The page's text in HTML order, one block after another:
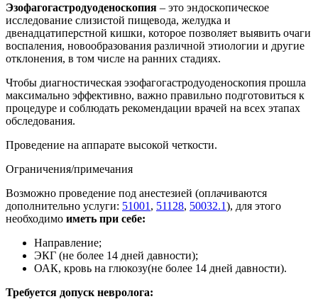
Эзофагогастродуоденоскопия – это эндоскопическое
исследование слизистой пищевода, желудка и
двенадцатиперстной кишки, которое позволяет выявить очаги
воспаления, новообразования различной этиологии и другие
отклонения, в том числе на ранних стадиях.
Чтобы диагностическая эзофагогастродуоденоскопия прошла
максимально эффективно, важно правильно подготовиться к
процедуре и соблюдать рекомендации врачей на всех этапах
обследования.
Проведение на аппарате высокой четкости.
Ограничения/примечания
Возможно проведение под анестезией (оплачиваются
дополнительно услуги: 51001 , 51128, 50032.1), для этого
необходимо иметь при себе:
Направление;
ЭКГ (не более 14 дней давности);
ОАК, кровь на глюкозу(не более 14 дней давности).
Требуется допуск невролога: